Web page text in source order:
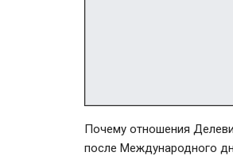
Почему отношения
после Международного